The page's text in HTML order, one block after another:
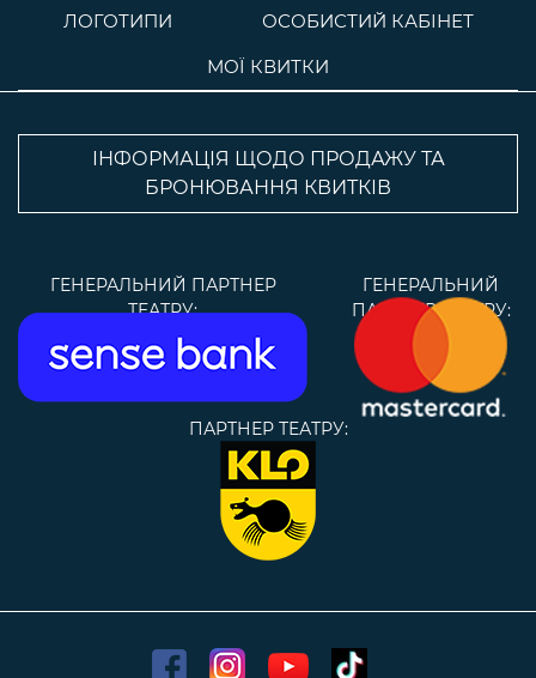
ЛОГОТИПИ
ОСОБИСТИЙ КАБІНЕТ
МОЇ КВИТКИ
ІНФОРМАЦІЯ ЩОДО ПРОДАЖУ ТА
БРОНЮВАННЯ КВИТКІВ
ГЕНЕРАЛЬНИЙ ПАРТНЕР
ТЕАТРУ:
ГЕНЕРАЛЬНИЙ
ПАРТНЕР ТЕАТРУ:
ПАРТНЕР ТЕАТРУ: